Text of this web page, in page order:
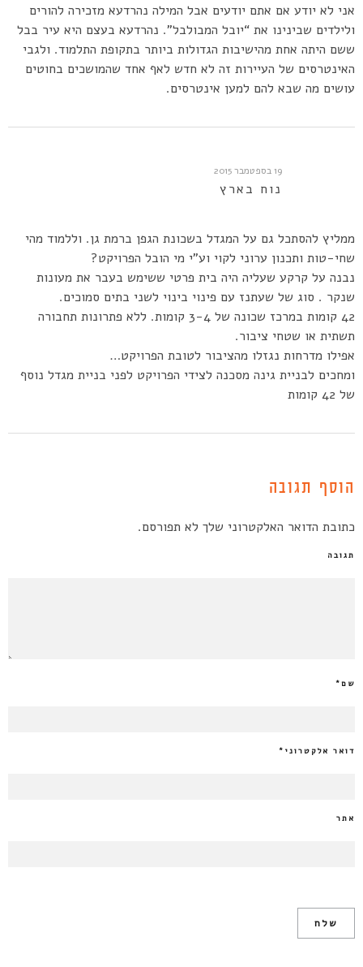
אני לא יודע אם אתם יודעים אבל המילה נהרדעא מזכירה להורים
ולילדים שבינינו את “יובל המבולבל”. נהרדעא בעצם היא עיר בבל
ששם היתה אחת מהישיבות הגדולות ביותר בתקופת התלמוד. ולגבי
האינטרסים של העיירות זה לא חדש לאף אחד שהמושכים בחוטים
עושים מה שבא להם למען אינטרסים.
19 בספטמבר 2015
נוח בארץ
ממליץ להסתכל גם על המגדל בשכונת הגפן ברמת גן. וללמוד מהי
שחי-טות ותכנון ערוני לקוי וע”י מי הובל הפרויקט?
נבנה על קרקע שעליה היה בית פרטי ששימש בעבר את מעונות
שנקר . סוג של שעתנז עם פינוי בינוי לשני בתים סמוכים.
42 קומות במרכז שכונה של 3-4 קומות. ללא פתרונות תחבורה
תשתית או שטחי ציבור.
אפילו מדרחות נגזלו מהציבור לטובת הפרויקט…
ומחכים לבניית גינה מסכנה לצידי הפרויקט לפני בניית מגדל נוסף
של 42 קומות
הוסף תגובה
כתובת הדואר האלקטרוני שלך לא תפורסם.
תגובה
שם*
דואר אלקטרוני *
אתר